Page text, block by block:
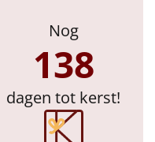
Nog
138
dagen tot kerst!